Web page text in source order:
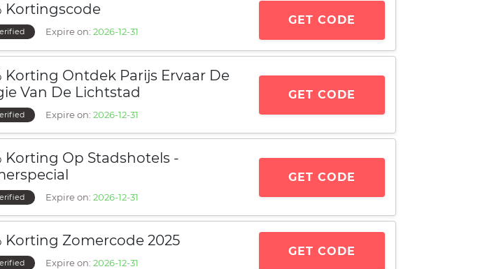
Kortingscode
Expire on: 2026-12-31
GET CODE
Korting Ontdek Parijs Ervaar De
Van De Lichtstad
Expire on: 2026-12-31
GET CODE
Korting Op Stadshotels -
Expire on: 2026-12-31
GET CODE
Korting Zomercode 2025
Expire on: 2026-12-31
GET CODE